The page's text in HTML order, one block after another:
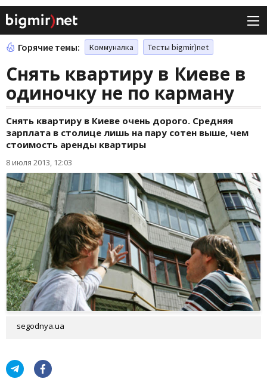
Горячие темы: Коммуналка Тесты bigmir)net
Снять квартиру в Киеве в
одиночку не по карману
Снять квартиру в Киеве очень дорого. Средняя
зарплата в столице лишь на пару сотен выше, чем
стоимость аренды квартиры
8 июля 2013, 12:03
segodnya.ua